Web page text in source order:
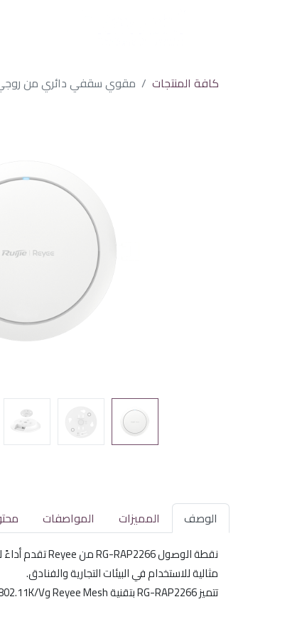
كافة المنتجات مقوي سقفي دائري من روجي 3000 ميجابايت في
الوصف المميزات المواصفات
مثالية للاستخدام في البيئات التجارية والفنادق.
تتميز RG-RAP2266 بتقنية Reyee Mesh و802.11K/V، مما يضمن تغطية شاملة وسهولة في التركيب والتشغيل.